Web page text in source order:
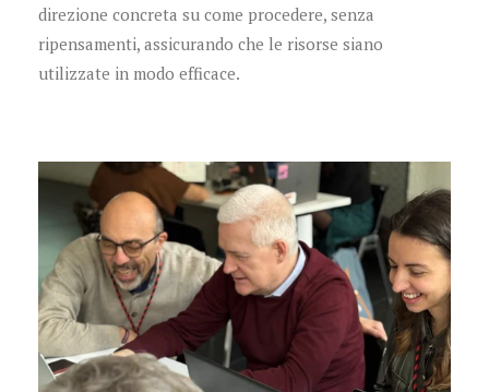
direzione concreta su come procedere, senza
ripensamenti, assicurando che le risorse siano
utilizzate in modo efficace.